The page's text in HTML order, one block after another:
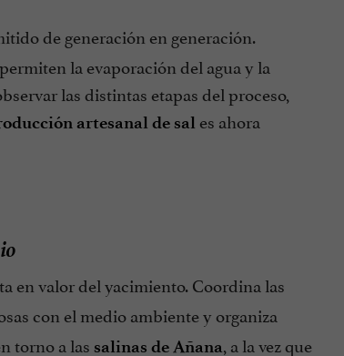
de generación en generación.
la evaporación del agua y la
las distintas etapas del proceso,
artesanal de sal es ahora
en valor del yacimiento. Coordina las
con el medio ambiente y organiza
torno a las salinas de Añana , a la vez que